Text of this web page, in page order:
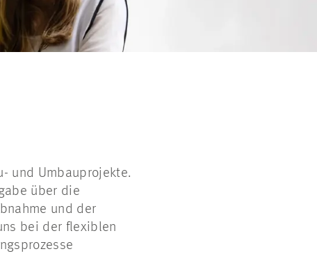
und Umbauprojekte.
über die
und der
bei der flexiblen